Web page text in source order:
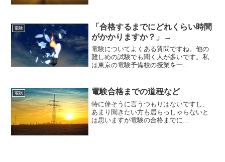
電験
「合格するまでにどれくらい時間
がかかりますか？」→
電験についてよくある質問ですね。他の
難しめの試験でも聞く人が多いです。私
は東京の電験予備校の授業を一...
電験 電験合格までの道程など
特に偉そうに言うつもりはないですし、
あまり聞きたい方も居らっしゃらないと
は思いますが電験の合格までに...